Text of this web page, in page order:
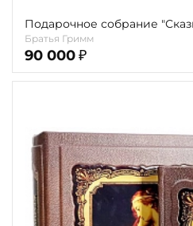
Подарочное собрание
Братья Гримм
90 000 ₽